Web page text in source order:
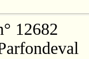
12682